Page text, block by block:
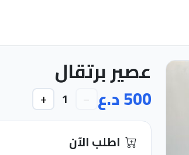
عصير برتقال
500 د.ع −
1
+
اطلب الآن